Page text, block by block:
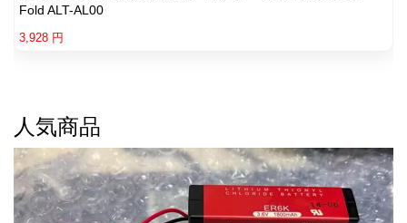
Fold ALT-AL00
3,928 円
人気商品